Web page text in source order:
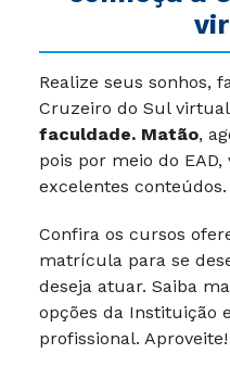
Realize seus sonhos,
Cruzeiro do Sul
faculdade. Matão,
pois por meio do EAD,
excelentes conteúdos.
Confira os cursos
matrícula para se
deseja atuar. Saiba
opções da Instituição
profissional. Aproveite!